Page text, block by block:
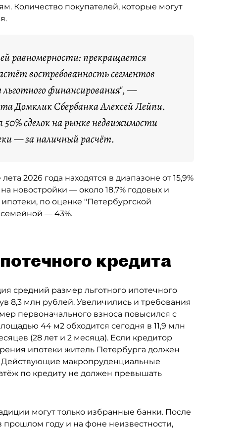
Количество покупателей, которые могут
равномерности: прекращается
востребованность сегментов
финансирования", —
Домклик Сбербанка Алексей Лейпи.
сделок на рынке недвижимости
— за наличный расчёт.
2026 года находятся в диапазоне от 15,9%
новостройки — около 18,7% годовых и
по оценке "Петербургской
семейной — 43%.
кредита
средний размер льготного ипотечного
8,3 млн рублей. Увеличились и требования
первоначального взноса повысился с
44 м2 обходится сегодня в 11,9 млн
(28 лет и 2 месяца). Если кредитор
ипотеки житель Петербурга должен
Действующие макропруденциальные
по кредиту не должен превышать
могут только избранные банки. После
году и на фоне неизвестности,